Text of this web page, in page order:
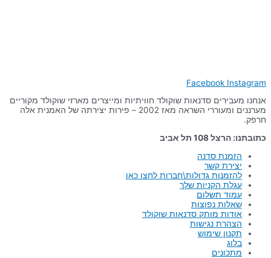
Facebook Instagram
אנחנו מעבירים סדנאות שוקולד חוויתיות ומייצרים מארזי שוקולד מקוריים
מערננים ומעוררי השראה מאז 2002 – פירות יצירתה של האמנית אלה
חרפק.
כתובתנו: הרצל 108 תל אביב
הזמנת סדנה
יצירת קשר
להזמנות גדולות\חברות לחצו כאן
עגלת הקניות שלך
עמוד תשלום
שאלות נפוצות
אודות מותק סדנאות שוקולד
הצהרת נגישות
תקנון שימוש
בלוג
מתכונים